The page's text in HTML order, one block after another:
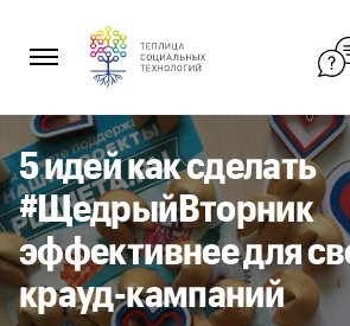
содержанию
5 идей как сделать
#ЩедрыйВторник
эффективнее для
крауд-кампаний